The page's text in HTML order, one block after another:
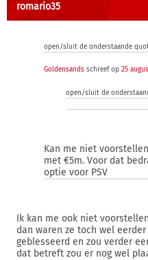
romario35
open/sluit de onderstaande
Goldensands schreef op 25
open/sluit de
Kan me niet
met €5m. Voor dat
optie voor PSV
Ik kan me ook niet
dan waren ze toch wel
geblesseerd en zou verder
dat betreft zou er nog wel